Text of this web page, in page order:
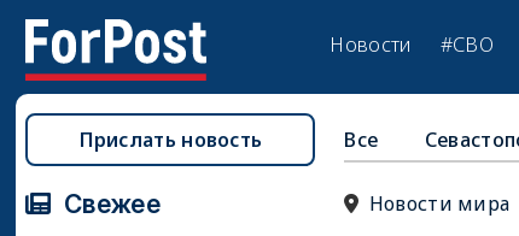
Новости #СВО
Все
Новости мира
Прислать новость
Свежее